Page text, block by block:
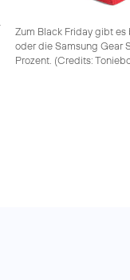
Zum Black Friday gibt es
oder die Samsung Gear
Prozent. (Credits: